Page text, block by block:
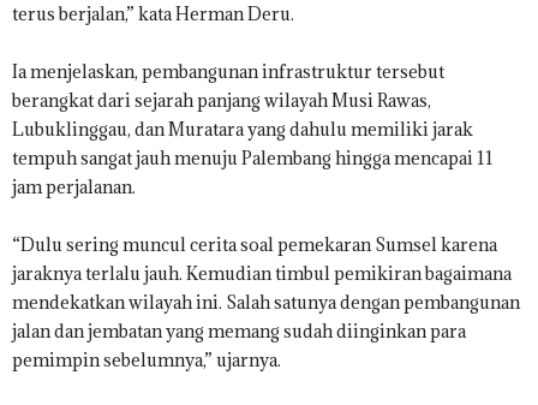
terus berjalan,” kata Herman Deru.
Ia menjelaskan, pembangunan infrastruktur tersebut
berangkat dari sejarah panjang wilayah Musi Rawas,
Lubuklinggau, dan Muratara yang dahulu memiliki jarak
tempuh sangat jauh menuju Palembang hingga mencapai 11
jam perjalanan.
“Dulu sering muncul cerita soal pemekaran Sumsel karena
jaraknya terlalu jauh. Kemudian timbul pemikiran bagaimana
mendekatkan wilayah ini. Salah satunya dengan pembangunan
jalan dan jembatan yang memang sudah diinginkan para
pemimpin sebelumnya,” ujarnya.